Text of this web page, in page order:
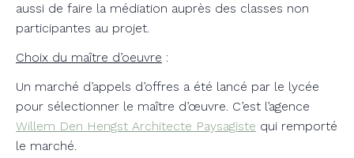
aussi de faire la médiation auprès des classes non
participantes au projet.
Choix du maître d’oeuvre :
Un marché d’appels d’offres a été lancé par le lycée
pour sélectionner le maître d’œuvre. C’est l’agence
Willem Den Hengst Architecte Paysagiste qui remporté
le marché.